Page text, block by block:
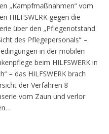
„Kampfmaßnahmen“ vom
HILFSWERK gegen die
über den „Pflegenotstand
des Pflegepersonals“ –
in der mobilen
beim HILFSWERK in
– das HILFSWERK brach
der Verfahren 8
vom Zaun und verlor